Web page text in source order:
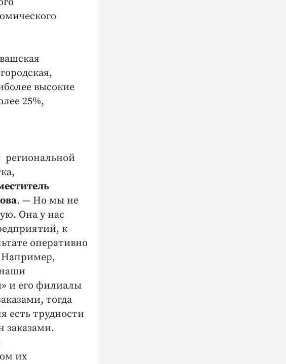
высокие
25%,
региональной
. — Но мы не
Она у нас
к
оперативно
Например,
и его филиалы
тогда
есть трудности
заказами.
их